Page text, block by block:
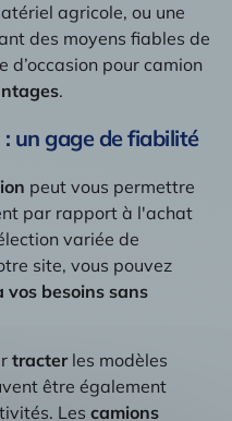
agricole, ou une
des moyens fiables de
pour camion
.
un gage de fiabilité
peut vous permettre
par rapport à l'achat
variée de
site, vous pouvez
vos besoins sans
tracterles modèles
être également
Les camions